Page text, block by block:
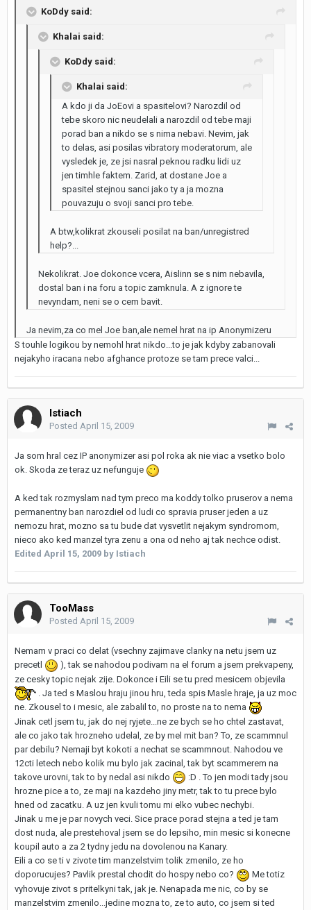
KoDdy said:
Khalai said:
KoDdy said:
Khalai said:
A kdo ji da JoEovi a spasitelovi? Narozdil od
tebe skoro nic neudelali a narozdil od tebe maji
porad ban a nikdo se s nima nebavi. Nevim, jak
to delas, asi posilas vibratory moderatorum, ale
vysledek je, ze jsi nasral peknou radku lidi uz
jen timhle faktem. Zarid, at dostane Joe a
spasitel stejnou sanci jako ty a ja mozna
pouvazuju o svoji sanci pro tebe.
A btw,kolikrat zkouseli posilat na ban/unregistred
help?...
Nekolikrat. Joe dokonce vcera, Aislinn se s nim nebavila,
dostal ban i na foru a topic zamknula. A z ignore te
nevyndam, neni se o cem bavit.
Ja nevim,za co mel Joe ban,ale nemel hrat na ip Anonymizeru
S touhle logikou by nemohl hrat nikdo...to je jak kdyby zabanovali
nejakyho iracana nebo afghance protoze se tam prece valci...
Istiach
Posted April 15, 2009
Ja som hral cez IP anonymizer asi pol roka ak nie viac a vsetko bolo
ok. Skoda ze teraz uz nefunguje
A ked tak rozmyslam nad tym preco ma koddy tolko pruserov a nema
permanentny ban narozdiel od ludi co spravia pruser jeden a uz
nemozu hrat, mozno sa tu bude dat vysvetlit nejakym syndromom,
nieco ako ked manzel tyra zenu a ona od neho aj tak nechce odist.
Edited April 15, 2009 by Istiach
TooMass
Posted April 15, 2009
Nemam v praci co delat (vsechny zajimave clanky na netu jsem uz
precetl
), tak se nahodou podivam na el forum a jsem prekvapeny,
ze cesky topic nejak zije. Dokonce i Eili se tu pred mesicem objevila
. Ja ted s Maslou hraju jinou hru, teda spis Masle hraje, ja uz moc
ne. Zkousel to i mesic, ale zabalil to, no proste na to nema
Jinak cetl jsem tu, jak do nej ryjete...ne ze bych se ho chtel zastavat,
ale co jako tak hrozneho udelal, ze by mel mit ban? To, ze scammnul
par debilu? Nemaji byt kokoti a nechat se scammnout. Nahodou ve
12cti letech nebo kolik mu bylo jak zacinal, tak byt scammerem na
takove urovni, tak to by nedal asi nikdo
:D . To jen modi tady jsou
hrozne pice a to, ze maji na kazdeho jiny metr, tak to tu prece bylo
hned od zacatku. A uz jen kvuli tomu mi elko vubec nechybi.
Jinak u me je par novych veci. Sice prace porad stejna a ted je tam
dost nuda, ale prestehoval jsem se do lepsiho, min mesic si konecne
koupil auto a za 2 tydny jedu na dovolenou na Kanary.
Eili a co se ti v zivote tim manzelstvim tolik zmenilo, ze ho
doporucujes? Pavlik prestal chodit do hospy nebo co?
Me totiz
vyhovuje zivot s pritelkyni tak, jak je. Nenapada me nic, co by se
manzelstvim zmenilo...jedine mozna to, ze to auto, co jsem si ted